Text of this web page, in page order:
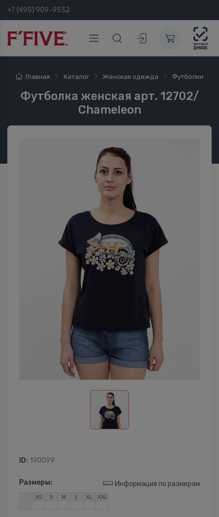
+7 (495) 909-9532
Главная Каталог Женская одежда Футболки
Футболка женская арт. 12702/
Сhameleon
ID: 190099
Размеры: Информация по размерам
XS S M L XL XXL